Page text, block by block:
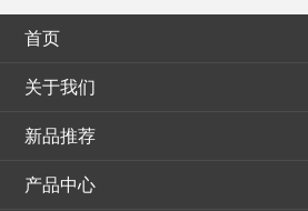
首页
关于我们
新品推荐
产品中心